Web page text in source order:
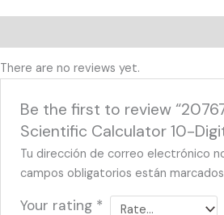
There are no reviews yet.
Be the first to review
Scientific Calculator 10-
Tu dirección de correo electrónico
campos obligatorios están
Your rating *